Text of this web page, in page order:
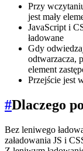
Przy
jest mały
JavaScript i
ładowane
Gdy
odtwarzacza,
element
Przejście jest
#Dlaczego
Bez leniwego
załadowania JS i